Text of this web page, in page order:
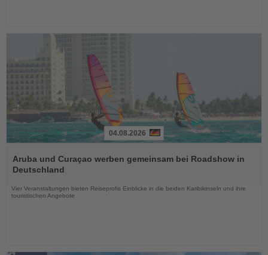
Sie
die
04.08.2026
Aruba und Curaçao werben gemeinsam bei Roadshow in
Deutschland
Vier Veranstaltungen bieten Reiseprofis Einblicke in die beiden Karibikinseln und ihre
touristischen Angebote